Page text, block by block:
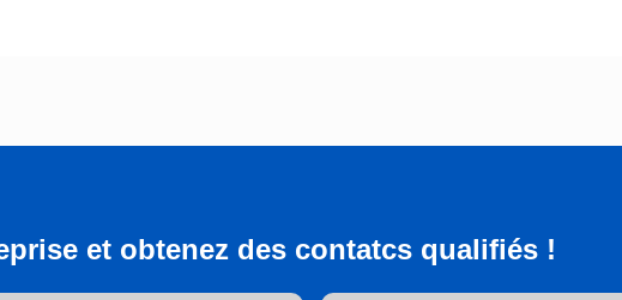
et obtenez des contatcs qualifiés !